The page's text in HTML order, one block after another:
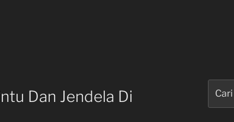
Dan Jendela Di
untuk: